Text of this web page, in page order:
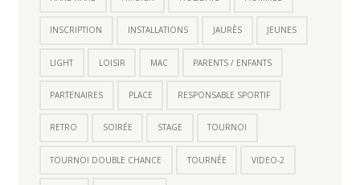
INSCRIPTION INSTALLATIONS JAURÈS JEUNES
LIGHT LOISIR MAC PARENTS / ENFANTS
PARTENAIRES PLACE RESPONSABLE SPORTIF
RETRO SOIRÉE STAGE TOURNOI
TOURNOI DOUBLE CHANCE TOURNÉE VIDEO-2